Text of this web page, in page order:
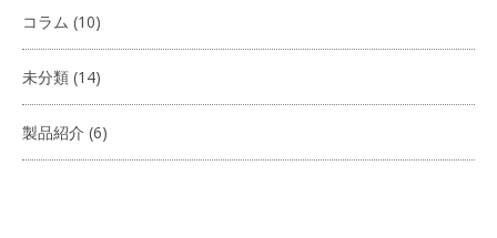
コラム (10)
未分類 (14)
製品紹介 (6)